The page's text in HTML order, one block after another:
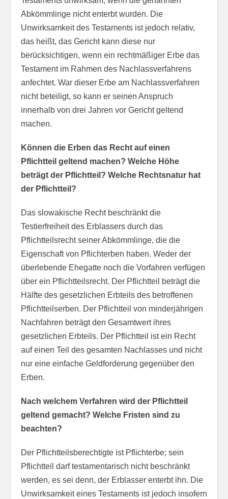
Abkömmlinge nicht enterbt wurden. Die
Unwirksamkeit des Testaments ist jedoch relativ,
das heißt, das Gericht kann diese nur
berücksichtigen, wenn ein rechtmäßiger Erbe das
Testament im Rahmen des Nachlassverfahrens
anfechtet. War dieser Erbe am Nachlassverfahren
nicht beteiligt, so kann er seinen Anspruch
innerhalb von drei Jahren vor Gericht geltend
machen.
Können die Erben das Recht auf einen
Pflichtteil geltend machen? Welche Höhe
beträgt der Pflichtteil? Welche Rechtsnatur hat
der Pflichtteil?
Das slowakische Recht beschränkt die
Testierfreiheit des Erblassers durch das
Pflichtteilsrecht seiner Abkömmlinge, die die
Eigenschaft von Pflichterben haben. Weder der
überlebende Ehegatte noch die Vorfahren verfügen
über ein Pflichtteilsrecht. Der Pflichtteil beträgt die
Hälfte des gesetzlichen Erbteils des betroffenen
Pflichtteilserben. Der Pflichtteil von minderjährigen
Nachfahren beträgt den Gesamtwert ihres
gesetzlichen Erbteils. Der Pflichtteil ist ein Recht
auf einen Teil des gesamten Nachlasses und nicht
nur eine einfache Geldforderung gegenüber den
Erben.
Nach welchem Verfahren wird der Pflichtteil
geltend gemacht? Welche Fristen sind zu
beachten?
Der Pflichtteilsberechtigte ist Pflichterbe; sein
Pflichtteil darf testamentarisch nicht beschränkt
werden, es sei denn, der Erblasser enterbt ihn. Die
Unwirksamkeit eines Testaments ist jedoch insofern